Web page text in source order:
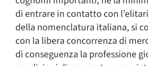
di entrare in contatto con
della nomenclatura italiana, si
con la libera concorrenza di
di conseguenza la professione